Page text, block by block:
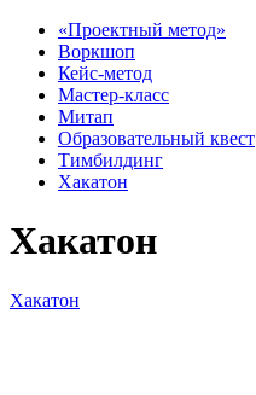
«Проектный метод»
Воркшоп
Кейс-метод
Мастер-класс
Митап
Образовательный квест
Тимбилдинг
Хакатон
Хакатон
Хакатон